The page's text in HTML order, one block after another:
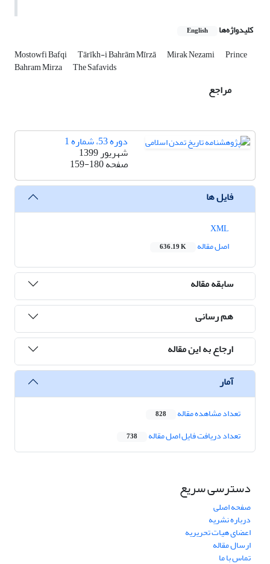
کلیدواژه‌ها English
Mostowfi Bafqi Tārīkh-i Bahrām Mīrzā Mirak Nezami Prince
Bahram Mirza The Safavids
مراجع
دوره 53، شماره 1
شهریور 1399
صفحه159-180
فایل ها
اصل مقاله
636.19 K
سابقه مقاله
هم رسانی
ارجاع به این مقاله
آمار
تعداد مشاهده مقاله 828
تعداد دریافت فایل اصل مقاله 738
دسترسی سریع
صفحه اصلی
درباره نشریه
اعضای هیات تحریریه
ارسال مقاله
تماس با ما